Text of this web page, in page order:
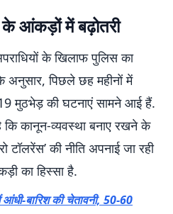
आंकड़ों में बढ़ोतरी
के खिलाफ पुलिस का
पिछले छह महीनों में
मुठभेड़ की घटनाएं सामने आई हैं.
कि कानून-व्यवस्था बनाए रखने के
टॉलरेंस’ की नीति अपनाई जा रही
का हिस्सा है.
बारिश की चेतावनी, 50-60